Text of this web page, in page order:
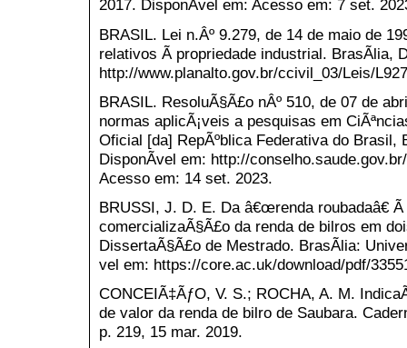
2017. DisponÃ­vel em: Acesso em: 7 set.
BRASIL. Lei n.Âº 9.279, de 14 de maio de
relativos Ã propriedade industrial. BrasÃ­lia,
http://www.planalto.gov.br/ccivil_03/Leis/
BRASIL. ResoluÃ§Ã£o nÂº 510, de 07 de
normas aplicÃ¡veis a pesquisas em
Oficial [da] RepÃºblica Federativa do Brasil,
DisponÃ­vel em: http://
Acesso em: 14 set. 2023.
BRUSSI, J. D. E. Da â€œrenda roubadaâ€
comercializaÃ§Ã£o da renda de bilros em
DissertaÃ§Ã£o de Mestrado. BrasÃ­lia:
vel em: https://core.ac.uk/download/pdf/
CONCEIÃ‡ÃƒO, V. S.; ROCHA, A. M.
de valor da renda de bilro de Saubara.
p. 219, 15 mar. 2019.